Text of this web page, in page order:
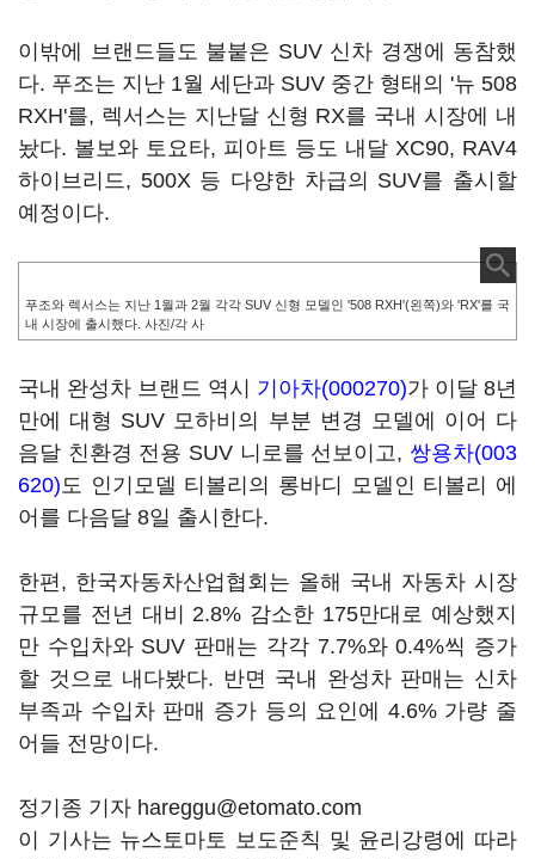
이밖에 브랜드들도 불붙은 SUV 신차 경쟁에 동참했
다. 푸조는 지난 1월 세단과 SUV 중간 형태의 '뉴 508
RXH'를, 렉서스는 지난달 신형 RX를 국내 시장에 내
놨다. 볼보와 토요타, 피아트 등도 내달 XC90, RAV4
하이브리드, 500X 등 다양한 차급의 SUV를 출시할
예정이다.
푸조와 렉서스는 지난 1월과 2월 각각 SUV 신형 모델인 '508 RXH'(왼쪽)와 'RX'를 국
내 시장에 출시했다. 사진/각 사
국내 완성차 브랜드 역시 기아차(000270)가 이달 8년
만에 대형 SUV 모하비의 부분 변경 모델에 이어 다
음달 친환경 전용 SUV 니로를 선보이고, 쌍용차(003
620)도 인기모델 티볼리의 롱바디 모델인 티볼리 에
어를 다음달 8일 출시한다.
한편, 한국자동차산업협회는 올해 국내 자동차 시장
규모를 전년 대비 2.8% 감소한 175만대로 예상했지
만 수입차와 SUV 판매는 각각 7.7%와 0.4%씩 증가
할 것으로 내다봤다. 반면 국내 완성차 판매는 신차
부족과 수입차 판매 증가 등의 요인에 4.6% 가량 줄
어들 전망이다.
정기종 기자 hareggu@etomato.com
이 기사는 뉴스토마토 보도준칙 및 윤리강령에 따라